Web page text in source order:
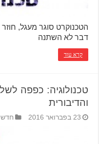
דבר לא השתנה
קרא עוד
טכנולוגיה: כפפה
והדיבורית
23 בפברואר 2016